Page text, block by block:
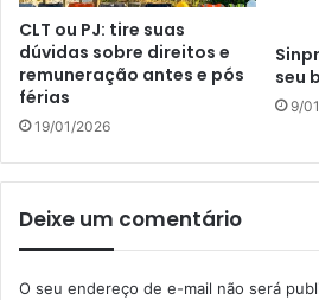
CLT ou PJ: tire suas
dúvidas sobre direitos e
remuneração antes e pós
férias
19/01/2026
seu
9/
Deixe um comentário
O seu endereço de e-mail não será